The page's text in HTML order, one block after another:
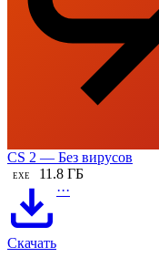
CS 2 — Без вирусов
EXE 11.8 ГБ
Скачать
···